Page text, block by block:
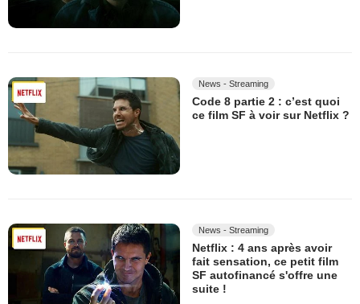
News - Streaming
Code 8 partie 2 : c’est quoi
ce film SF à voir sur Netflix ?
News - Streaming
Netflix : 4 ans après avoir
fait sensation, ce petit film
SF autofinancé s'offre une
suite !